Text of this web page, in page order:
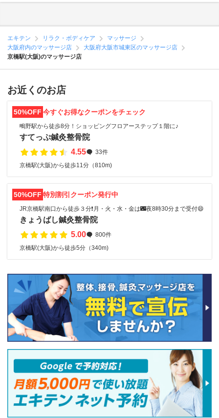
エキテン リラク・ボディケア
マッサージ
大阪府内のマッサージ店
大阪府大阪市城東区のマッサージ店
京橋駅(大阪)のマッサージ店
お近くのお店
50%OFF 今すぐお得なクーポンをチェック
鴫野駅から徒歩8分！ショッピングフロアーステップ１階に♪
すてっぷ鍼灸整骨院
4.55
33件
京橋駅(大阪)から徒歩11分（810m)
50%OFF 特別割引クーポン発行中
JR京橋駅南口から徒歩３分❗️月・火・水・金は🌃夜8時30分まで受付😄
きょうばし鍼灸整骨院
5.00
800件
京橋駅(大阪)から徒歩5分（340m)